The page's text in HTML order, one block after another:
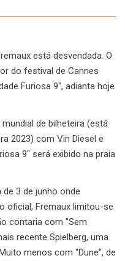
está desvendada. O
do festival de Cannes
Furiosa 9", adianta hoje
de bilheteira (está
2023) com Vin Diesel e
9" será exibido na praia
3 de junho onde
oficial, Fremaux limitou-se
contaria com "Sem
recente Spielberg, uma
menos com "Dune", de